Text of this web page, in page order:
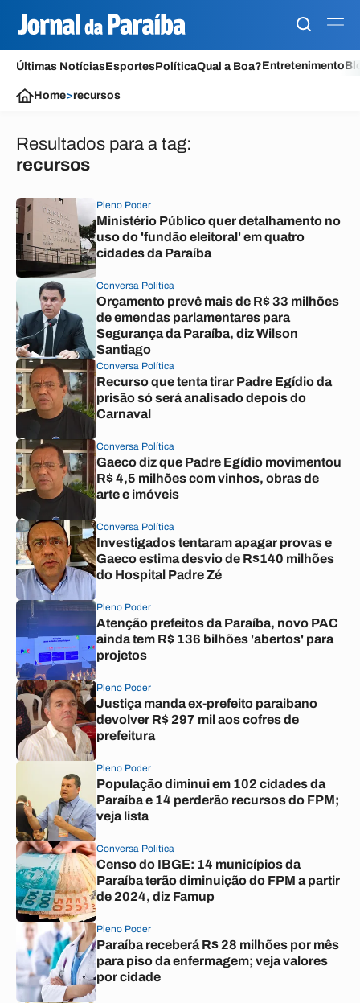
Últimas NotíciasEsportesPolíticaQual a Boa?Entretenimento
Home>recursos
Resultados para a tag:
recursos
Pleno Poder
Ministério Público quer detalhamento no
uso do 'fundão eleitoral' em quatro
cidades da Paraíba
Conversa Política
Orçamento prevê mais de R$ 33 milhões
de emendas parlamentares para
Segurança da Paraíba, diz Wilson
Santiago
Conversa Política
Recurso que tenta tirar Padre Egídio da
prisão só será analisado depois do
Carnaval
Conversa Política
Gaeco diz que Padre Egídio movimentou
R$ 4,5 milhões com vinhos, obras de
arte e imóveis
Conversa Política
Investigados tentaram apagar provas e
Gaeco estima desvio de R$140 milhões
do Hospital Padre Zé
Pleno Poder
Atenção prefeitos da Paraíba, novo PAC
ainda tem R$ 136 bilhões 'abertos' para
projetos
Pleno Poder
Justiça manda ex-prefeito paraibano
devolver R$ 297 mil aos cofres de
prefeitura
Pleno Poder
População diminui em 102 cidades da
Paraíba e 14 perderão recursos do FPM;
veja lista
Conversa Política
Censo do IBGE: 14 municípios da
Paraíba terão diminuição do FPM a partir
de 2024, diz Famup
Pleno Poder
Paraíba receberá R$ 28 milhões por mês
para piso da enfermagem; veja valores
por cidade